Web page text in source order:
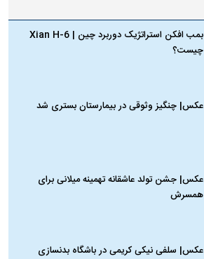
بمب افکن استراتژیک دوربرد چین | Xian H-6
چیست؟
عکس| چنگیز وثوقی در بیمارستان بستری شد
عکس| جشن تولد عاشقانه تهمینه میلانی برای
همسرش
عکس| سلفی نیکی کریمی در باشگاه بدنسازی